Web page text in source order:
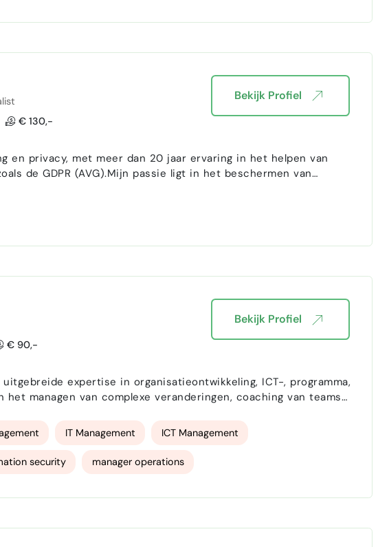
€ 130,-
en privacy, met meer dan 20 jaar ervaring in het helpen van
de GDPR (AVG).Mijn passie ligt in het beschermen van
en het opstelle…
Bekijk Profiel
€ 90,-
expertise in organisatieontwikkeling, ICT-, programma,
analytische vermogen en sterke communicatievaardigheden. Zij…
IT Management ICT Management
security manager operations
Bekijk Profiel